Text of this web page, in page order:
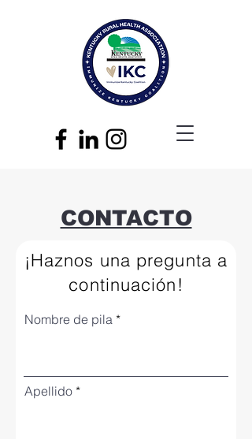
CONTACTO
¡Haznos una pregunta a
continuación!
Nombre de pila
Apellido